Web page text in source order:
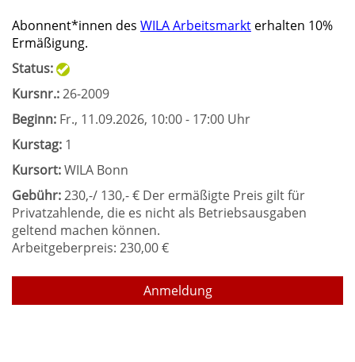
Abonnent*innen des WILA Arbeitsmarkt erhalten 10%
Ermäßigung.
Status:
Kursnr.:26-2009
Beginn: Fr., 11.09.2026, 10:00 - 17:00 Uhr
Kurstag: 1
Kursort:WILA Bonn
Gebühr:230,-/ 130,- € Der ermäßigte Preis gilt für
Privatzahlende, die es nicht als Betriebsausgaben
geltend machen können.
Arbeitgeberpreis: 230,00 €
Anmeldung